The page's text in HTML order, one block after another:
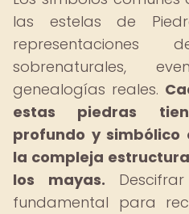
las estelas de
representaciones
sobrenaturales,
genealogías reales.
estas piedras
profundo y simbólico
la compleja
los mayas.
fundamental para